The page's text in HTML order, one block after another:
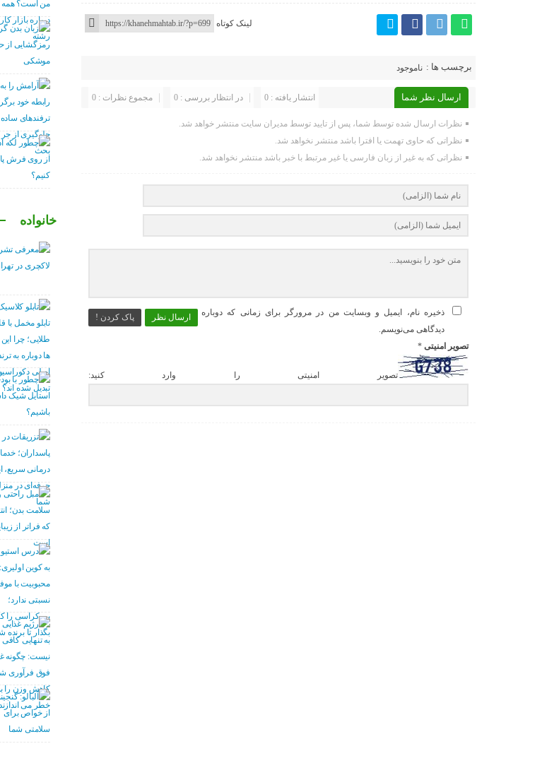
لینک کوتاه
برچسب ها : ناموجود
ارسال نظر شما مجموع نظرات : 0 در انتظار بررسی : 0 انتشار یافته : 0
نظرات ارسال شده توسط شما، پس از تایید توسط مدیران سایت منتشر خواهد شد.
نظراتی که حاوی تهمت یا افترا باشد منتشر نخواهد شد.
نظراتی که به غیر از زبان فارسی یا غیر مرتبط با خبر باشد منتشر نخواهد شد.
ارسال نظر پاک کردن !
ذخیره نام، ایمیل و وبسایت من در مرورگر برای زمانی که دوباره
دیدگاهی می‌نویسم.
تصویر امنیتی*
تصویر امنیتی را وارد کنید:
خانواده